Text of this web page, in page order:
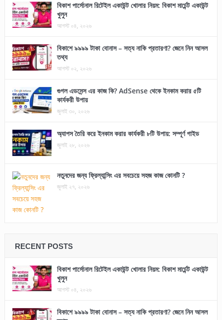
বিকাশ পার্সোনাল রিটেইল একাউন্ট খোলার নিয়ম: বিকাশ মার্চেন্ট একাউন্ট
খুলুন
আগস্ট ০৪, ২০২৬
বিকাশে ৯৯৯৯ টাকা বোনাস – সত্য নাকি প্রতারণা? জেনে নিন আসল
তথ্য
আগস্ট ০২, ২০২৬
গুগল এডসেন্স এর কাজ কি? AdSense থেকে ইনকাম করার ৫টি
কার্যকরী উপায়
জুলাই ৩০, ২০২৬
অ্যাপস তৈরি করে ইনকাম করার কার্যকরী ৮টি উপায়: সম্পূর্ণ গাইড
জুলাই ২৮, ২০২৬
নতুনদের জন্য ফ্রিল্যান্সিং এর সবচেয়ে সহজ কাজ কোনটি ?
জুলাই ২৭, ২০২৬
RECENT POSTS
বিকাশ পার্সোনাল রিটেইল একাউন্ট খোলার নিয়ম: বিকাশ মার্চেন্ট একাউন্ট
খুলুন
আগস্ট ০৪, ২০২৬
বিকাশে ৯৯৯৯ টাকা বোনাস – সত্য নাকি প্রতারণা? জেনে নিন আসল